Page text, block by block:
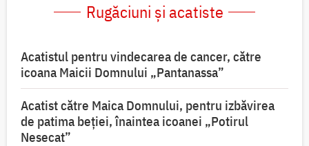
Rugăciuni și acatiste
Acatistul pentru vindecarea de cancer, către
icoana Maicii Domnului „Pantanassa”
Acatist către Maica Domnului, pentru izbăvirea
de patima beției, înaintea icoanei „Potirul
Nesecat”